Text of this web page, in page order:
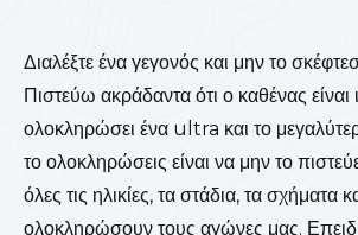
Διαλέξτε ένα γεγονός και μην το
Πιστεύω ακράδαντα ότι ο καθένας είναι
ολοκληρώσει ένα ultra και το
το ολοκληρώσεις είναι να μην το
όλες τις ηλικίες, τα στάδια, τα σχήματα
ολοκληρώσουν τους αγώνες μας.